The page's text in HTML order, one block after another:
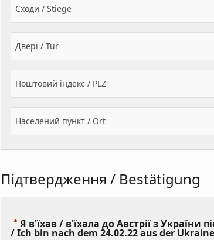
Сходи / Stiege
Двері / Tür
Поштовий індекс / PLZ
Населений пункт / Ort
Підтвердження / Bestätigung
Я в'їхав / в'їхала до Австрії з України
/ Ich bin nach dem 24.02.22 aus der